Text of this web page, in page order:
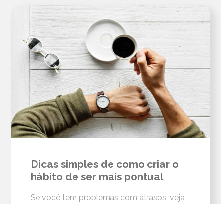
Dicas simples de como criar o
hábito de ser mais pontual
Se você tem problemas com atrasos, veja